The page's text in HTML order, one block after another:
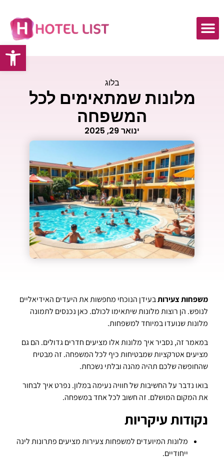
בלוג
מלונות שמתאימים לכל
המשפחה
ינואר 29, 2025
משפחות צעירותבעידן הנוכחי מחפשות את היעדים האידיאליים
לנופש. הן רוצות מלונות שיתאימו לכולם. כאן נכנסים לתמונה
מלונות שנועדו במיוחד למשפחות.
במאמר זה, נסביר איך מלונות אלו מציעים חדרים גדולים. הם גם
מציעים אטרקציות שמבטיחות כיף לכל המשפחה. זה מבטיח
שהחופשה שלכם תהיה מהנה ובלתי נשכחת.
בואו נדבר על החשיבות של חוויה נעימה במלון. נפרט איך לבחור
את המקום המושלם. זה חשוב לכל אחד במשפחה.
נקודות עיקריות
מלונות המיועדים למשפחות צעירות מציעים פתרונות לינה
ייחודיים.